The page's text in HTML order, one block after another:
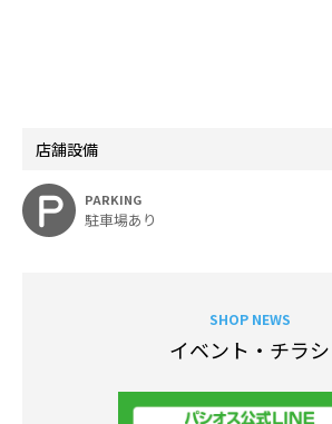
店舗設備
PARKING
駐車場あり
SHOP NEWS
イベント・チラシ